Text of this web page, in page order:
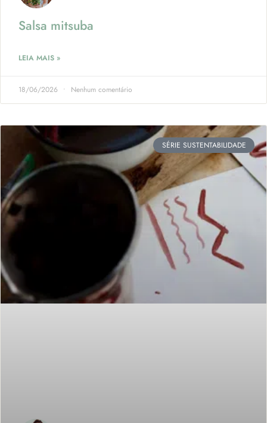
Salsa mitsuba
LEIA MAIS »
18/06/2026 Nenhum comentário
SÉRIE SUSTENTABILIDADE